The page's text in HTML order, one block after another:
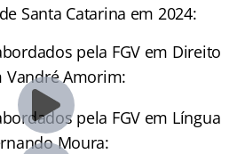
Santa Catarina em 2024:
pela FGV em Direito
Amorim:
pela FGV em Língua
Moura: